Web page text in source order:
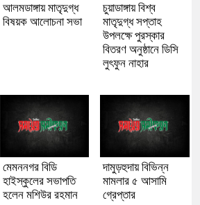
আলমডাঙ্গায় মাতৃদুগ্ধ
বিষয়ক আলোচনা সভা
চুয়াডাঙ্গায় বিশ্ব
মাতৃদুগ্ধ সপ্তাহ
উপলক্ষে পুরস্কার
বিতরণ অনুষ্ঠানে ডিসি
লুৎফুন নাহার
মেমননগর বিডি
হাইস্কুলের সভাপতি
হলেন মশিউর রহমান
দামুড়হুদায় বিভিন্ন
মামলার ৫ আসামি
গ্রেপ্তার